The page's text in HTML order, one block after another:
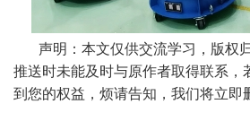
声明：本文仅供交流学习，版权
推送时未能及时与原作者取得联系，
到您的权益，烦请告知，我们将立即